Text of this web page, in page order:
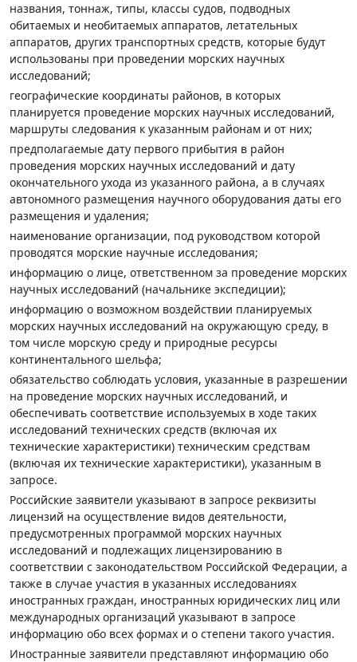
названия, тоннаж, типы, классы судов, подводных
обитаемых и необитаемых аппаратов, летательных
аппаратов, других транспортных средств, которые будут
использованы при проведении морских научных
исследований;
географические координаты районов, в которых
планируется проведение морских научных исследований,
маршруты следования к указанным районам и от них;
предполагаемые дату первого прибытия в район
проведения морских научных исследований и дату
окончательного ухода из указанного района, а в случаях
автономного размещения научного оборудования даты его
размещения и удаления;
наименование организации, под руководством которой
проводятся морские научные исследования;
информацию о лице, ответственном за проведение морских
научных исследований (начальнике экспедиции);
информацию о возможном воздействии планируемых
морских научных исследований на окружающую среду, в
том числе морскую среду и природные ресурсы
континентального шельфа;
обязательство соблюдать условия, указанные в разрешении
на проведение морских научных исследований, и
обеспечивать соответствие используемых в ходе таких
исследований технических средств (включая их
технические характеристики) техническим средствам
(включая их технические характеристики), указанным в
запросе.
Российские заявители указывают в запросе реквизиты
лицензий на осуществление видов деятельности,
предусмотренных программой морских научных
исследований и подлежащих лицензированию в
соответствии с законодательством Российской Федерации, а
также в случае участия в указанных исследованиях
иностранных граждан, иностранных юридических лиц или
международных организаций указывают в запросе
информацию обо всех формах и о степени такого участия.
Иностранные заявители представляют информацию обо